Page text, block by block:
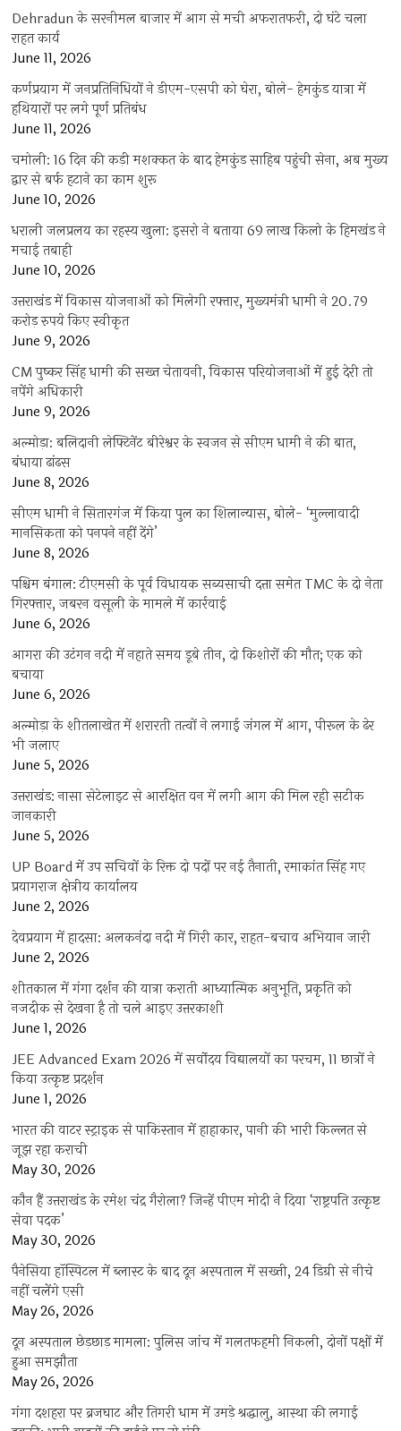
Dehradun के सरनीमल बाजार में आग से मची अफरातफरी, दो घंटे चला
राहत कार्य
June 11, 2026
कर्णप्रयाग में जनप्रतिनिधियों ने डीएम-एसपी को घेरा, बोले- हेमकुंड यात्रा में
हथियारों पर लगे पूर्ण प्रतिबंध
June 11, 2026
चमोली: 16 दिन की कड़ी मशक्कत के बाद हेमकुंड साहिब पहुंची सेना, अब मुख्य
द्वार से बर्फ हटाने का काम शुरू
June 10, 2026
धराली जलप्रलय का रहस्य खुला: इसरो ने बताया 69 लाख किलो के हिमखंड ने
मचाई तबाही
June 10, 2026
उत्तराखंड में विकास योजनाओं को मिलेगी रफ्तार, मुख्यमंत्री धामी ने 20.79
करोड़ रुपये किए स्वीकृत
June 9, 2026
CM पुष्कर सिंह धामी की सख्त चेतावनी, विकास परियोजनाओं में हुई देरी तो
नपेंगे अधिकारी
June 9, 2026
अल्मोड़ा: बलिदानी लेफ्टिनेंट बीरेश्वर के स्वजन से सीएम धामी ने की बात,
बंधाया ढांढस
June 8, 2026
सीएम धामी ने सितारगंज में किया पुल का शिलान्यास, बोले- ‘मुल्लावादी
मानसिकता को पनपने नहीं देंगे’
June 8, 2026
पश्चिम बंगाल: टीएमसी के पूर्व विधायक सब्यसाची दत्ता समेत TMC के दो नेता
गिरफ्तार, जबरन वसूली के मामले में कार्रवाई
June 6, 2026
आगरा की उटंगन नदी में नहाते समय डूबे तीन, दो किशोरों की मौत; एक को
बचाया
June 6, 2026
अल्मोड़ा के शीतलाखेत में शरारती तत्वों ने लगाई जंगल में आग, पीरूल के ढेर
भी जलाए
June 5, 2026
उत्तराखंड: नासा सेटेलाइट से आरक्षित वन में लगी आग की मिल रही सटीक
जानकारी
June 5, 2026
UP Board में उप सचिवों के रिक्त दो पदों पर नई तैनाती, रमाकांत सिंह गए
प्रयागराज क्षेत्रीय कार्यालय
June 2, 2026
देवप्रयाग में हादसा: अलकनंदा नदी में गिरी कार, राहत-बचाव अभियान जारी
June 2, 2026
शीतकाल में गंगा दर्शन की यात्रा कराती आध्यात्मिक अनुभूति, प्रकृति को
नजदीक से देखना है तो चले आइए उत्तरकाशी
June 1, 2026
JEE Advanced Exam 2026 में सर्वोदय विद्यालयों का परचम, 11 छात्रों ने
किया उत्कृष्ट प्रदर्शन
June 1, 2026
भारत की वाटर स्ट्राइक से पाकिस्तान में हाहाकार, पानी की भारी किल्लत से
जूझ रहा कराची
May 30, 2026
कौन हैं उत्तराखंड के रमेश चंद्र गैरोला? जिन्हें पीएम मोदी ने दिया ‘राष्ट्रपति उत्कृष्ट
सेवा पदक’
May 30, 2026
पैनेसिया हॉस्पिटल में ब्लास्ट के बाद दून अस्पताल में सख्ती, 24 डिग्री से नीचे
नहीं चलेंगे एसी
May 26, 2026
दून अस्पताल छेड़छाड़ मामला: पुलिस जांच में गलतफहमी निकली, दोनों पक्षों में
हुआ समझौता
May 26, 2026
गंगा दशहरा पर ब्रजघाट और तिगरी धाम में उमड़े श्रद्धालु, आस्था की लगाई